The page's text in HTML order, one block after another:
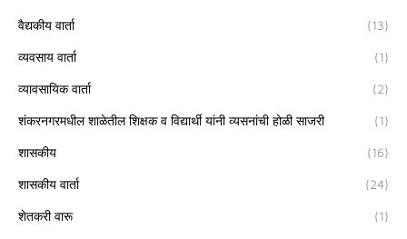
वैद्यकीय वार्ता (13)
व्यवसाय वार्ता (1)
व्यावसायिक वार्ता (2)
शंकरनगरमधील शाळेतील शिक्षक व विद्यार्थी यांनी व्यसनांची होळी साजरी (1)
शासकीय (16)
शासकीय वार्ता (24)
शेतकरी वारू (1)